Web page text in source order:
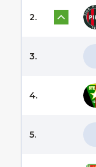
2.
3.
4.
5.